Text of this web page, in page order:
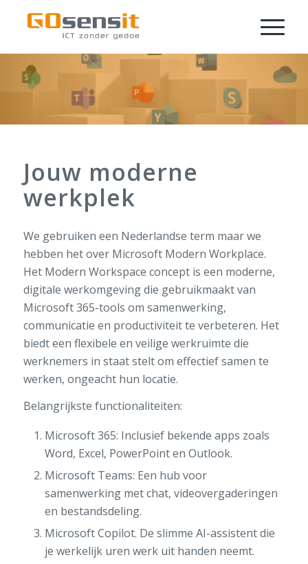
Jouw moderne
werkplek
We gebruiken een Nederlandse term maar we
hebben het over Microsoft Modern Workplace.
Het Modern Workspace concept is een moderne,
digitale werkomgeving die gebruikmaakt van
Microsoft 365-tools om samenwerking,
communicatie en productiviteit te verbeteren. Het
biedt een flexibele en veilige werkruimte die
werknemers in staat stelt om effectief samen te
werken, ongeacht hun locatie.
Belangrijkste functionaliteiten:
Microsoft 365: Inclusief bekende apps zoals
Word, Excel, PowerPoint en Outlook.
Microsoft Teams: Een hub voor
samenwerking met chat, videovergaderingen
en bestandsdeling.
Microsoft Copilot. De slimme AI-assistent die
je werkelijk uren werk uit handen neemt.